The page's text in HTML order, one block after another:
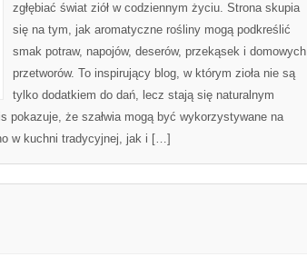
zgłębiać świat ziół w codziennym życiu. Strona skupia
się na tym, jak aromatyczne rośliny mogą podkreślić
smak potraw, napojów, deserów, przekąsek i domowych
przetworów. To inspirujący blog, w którym zioła nie są
tylko dodatkiem do dań, lecz stają się naturalnym
pokazuje, że szałwia mogą być wykorzystywane na
w kuchni tradycyjnej, jak i […]